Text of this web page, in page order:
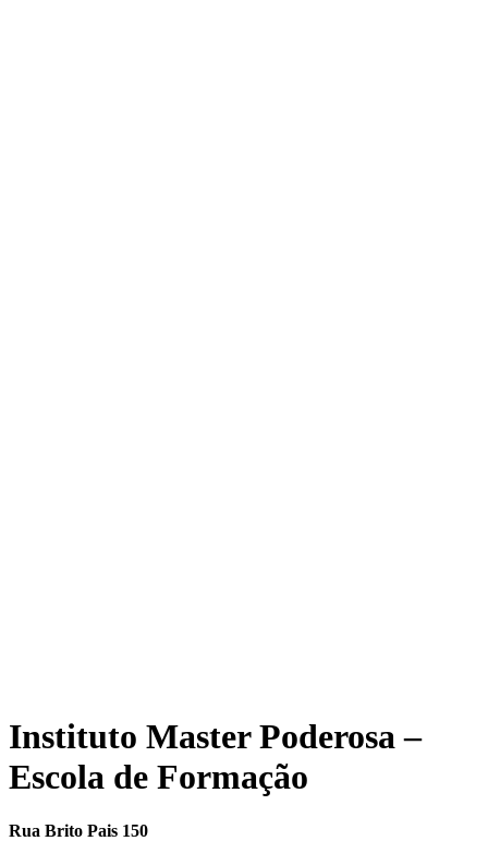
Instituto Master Poderosa –
Escola de Formação
Rua Brito Pais 150